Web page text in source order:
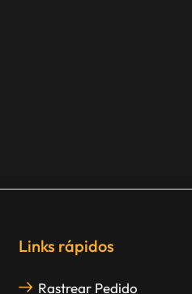
Links rápidos
Rastrear Pedido